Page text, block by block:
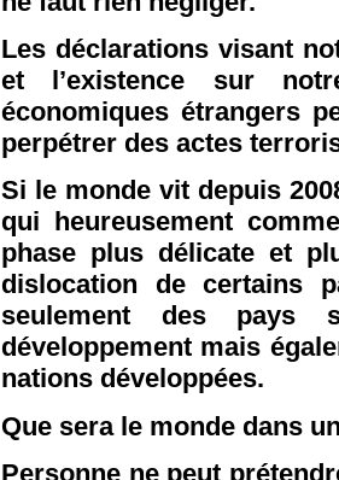
Les déclarations visant
et l’existence sur
économiques étrangers
perpétrer des actes
Si le monde vit depuis
qui heureusement
phase plus délicate et
dislocation de certains
seulement des pays
développement mais
nations développées.
Que sera le monde dans
Personne ne peut